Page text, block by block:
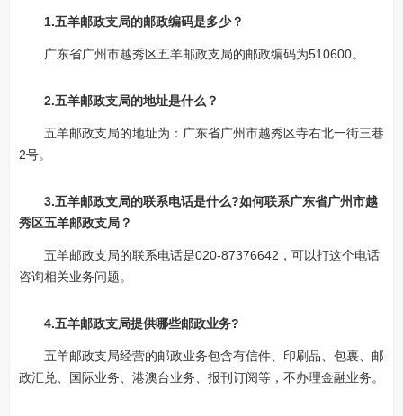
1.五羊邮政支局的邮政编码是多少？
广东省广州市越秀区五羊邮政支局的邮政编码为510600。
2.五羊邮政支局的地址是什么？
五羊邮政支局的地址为：广东省广州市越秀区寺右北一街三巷
2号。
3.五羊邮政支局的联系电话是什么?如何联系广东省广州市越
秀区五羊邮政支局？
五羊邮政支局的联系电话是020-87376642，可以打这个电话
咨询相关业务问题。
4.五羊邮政支局提供哪些邮政业务?
五羊邮政支局经营的邮政业务包含有信件、印刷品、包裹、邮
政汇兑、国际业务、港澳台业务、报刊订阅等，不办理金融业务。